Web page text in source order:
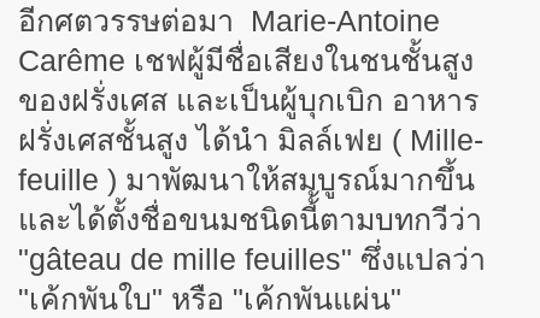
อีกศตวรรษต่อมา Marie-Antoine
Carême เชฟผู้มีชื่อเสียงในชนชั้นสูง
ของฝรั่งเศส และเป็นผู้บุกเบิก อาหาร
ฝรั่งเศสชั้นสูง ได้นำ มิลล์เฟย ( Mille-
feuille ) มาพัฒนาให้สมบูรณ์มากขึ้น
และได้ตั้งชื่อขนมชนิดนี้้ตามบทกวีว่า
"gâteau de mille feuilles" ซึ่งแปลว่า
"เค้กพันใบ" หรือ "เค้กพันแผ่น"